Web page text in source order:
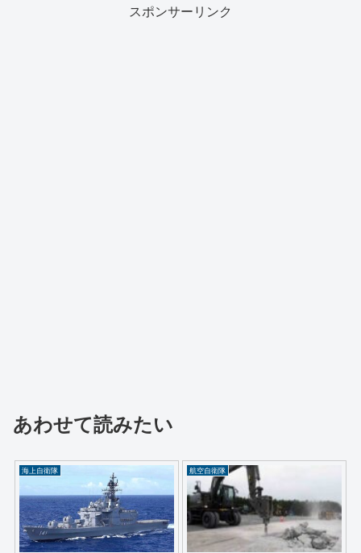
スポンサーリンク
あわせて読みたい
海上自衛隊 航空自衛隊